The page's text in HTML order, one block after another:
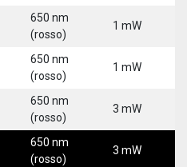
650 nm
(rosso)
1 mW
650 nm
(rosso)
1 mW
650 nm
(rosso)
3 mW
650 nm
(rosso)
3 mW